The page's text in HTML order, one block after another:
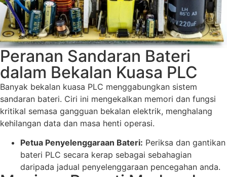
Peranan Sandaran Bateri
dalam Bekalan Kuasa PLC
Banyak bekalan kuasa PLC menggabungkan sistem
sandaran bateri. Ciri ini mengekalkan memori dan fungsi
kritikal semasa gangguan bekalan elektrik, menghalang
kehilangan data dan masa henti operasi.
Petua Penyelenggaraan Bateri: Periksa dan gantikan
bateri PLC secara kerap sebagai sebahagian
daripada jadual penyelenggaraan pencegahan anda.